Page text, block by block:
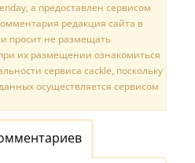
а предоставлен сервисом
редакция сайта в
просит не размещать
их размещении ознакомиться
сервиса cackle, поскольку
осуществляется сервисом